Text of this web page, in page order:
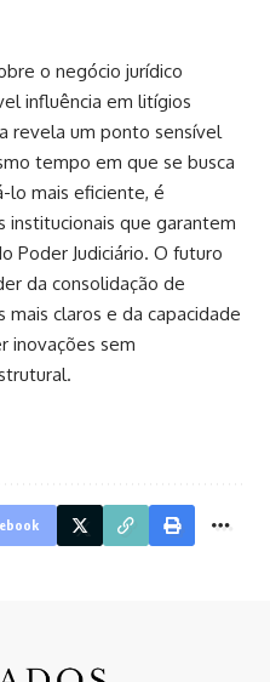
o negócio jurídico
influência em litígios
revela um ponto sensível
tempo em que se busca
lo mais eficiente, é
institucionais que garantem
Poder Judiciário. O futuro
da consolidação de
claros e da capacidade
inovações sem